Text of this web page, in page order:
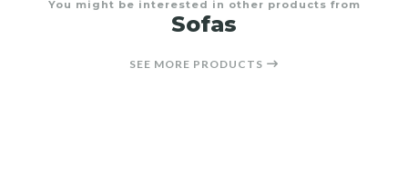
You might be interested in other products from
Sofas
SEE MORE PRODUCTS